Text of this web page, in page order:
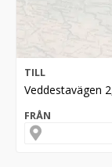
TILL
Veddestavägen
FRÅN